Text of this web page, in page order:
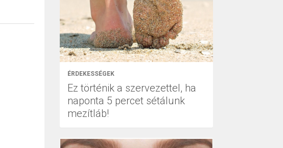
ÉRDEKESSÉGEK
Ez történik a szervezettel, ha
naponta 5 percet sétálunk
mezítláb!